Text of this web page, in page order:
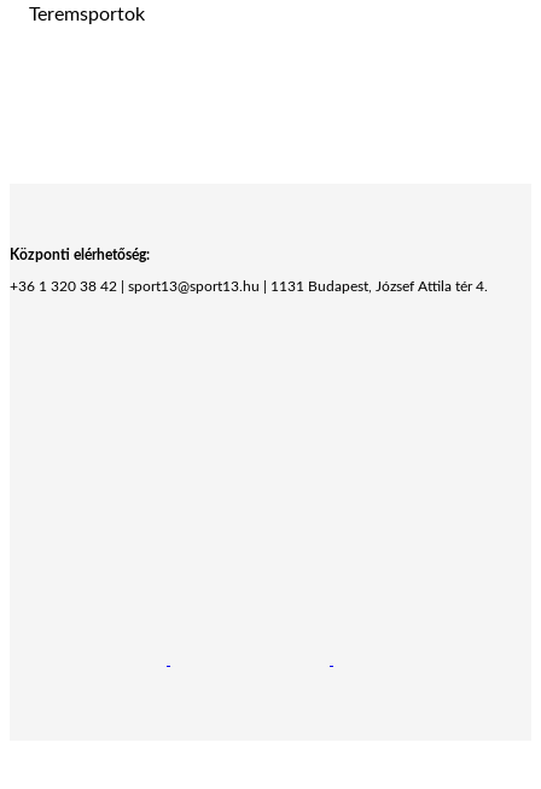
Teremsportok
Központi elérhetőség:
+36 1 320 38 42 | sport13@sport13.hu | 1131 Budapest, József Attila tér 4.